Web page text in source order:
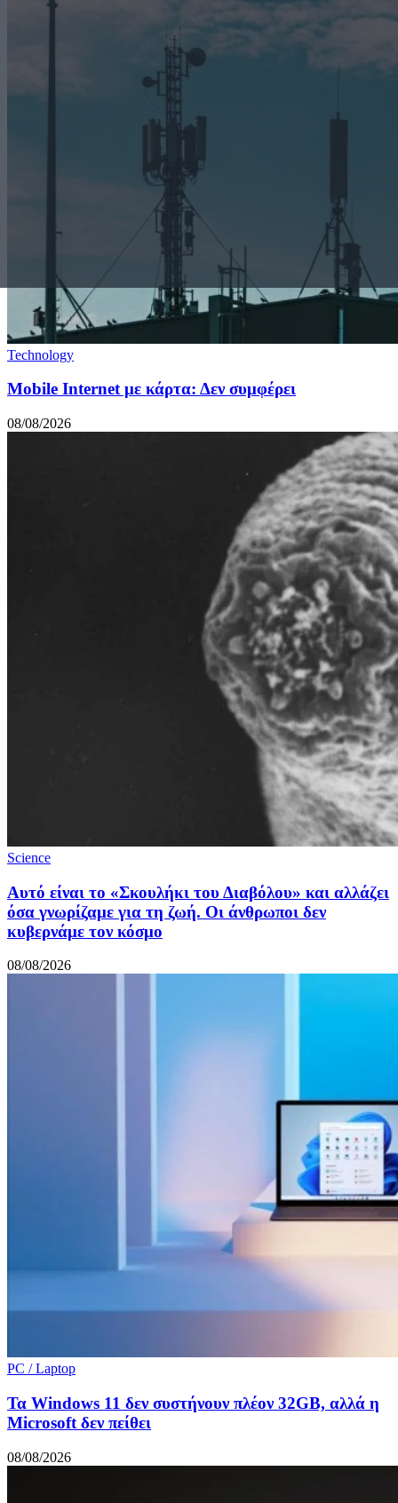
Technology
Mobile Internet με κάρτα: Δεν συμφέρει
08/08/2026
Science
Αυτό είναι το «Σκουλήκι του Διαβόλου» και αλλάζει
όσα γνωρίζαμε για τη ζωή. Οι άνθρωποι δεν
κυβερνάμε τον κόσμο
08/08/2026
PC / Laptop
Τα Windows 11 δεν συστήνουν πλέον 32GB, αλλά η
Microsoft δεν πείθει
08/08/2026